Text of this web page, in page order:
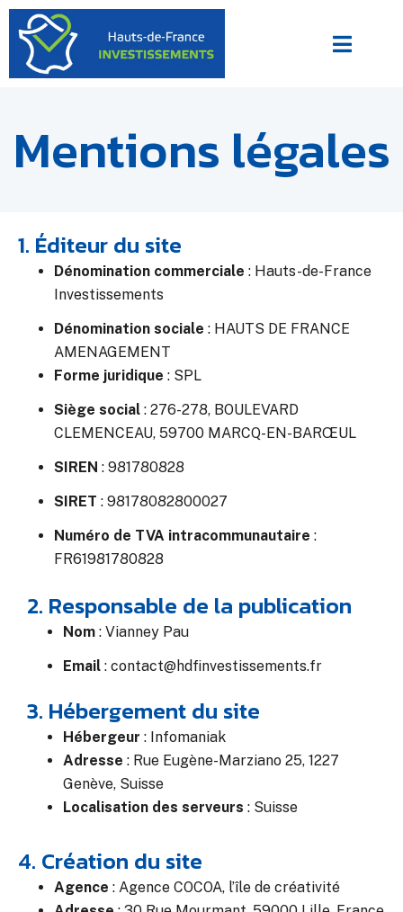
Mentions légales
1. Éditeur du site
Dénomination commerciale : Hauts-de-France
Investissements
Dénomination sociale : HAUTS DE FRANCE
AMENAGEMENT
Forme juridique : SPL
Siège social : 276-278, BOULEVARD
CLEMENCEAU, 59700 MARCQ-EN-BARŒUL
SIREN : 981780828
SIRET : 98178082800027
Numéro de TVA intracommunautaire :
FR61981780828
2. Responsable de la publication
Nom : Vianney Pau
Email : contact@hdfinvestissements.fr
3. Hébergement du site
Hébergeur : Infomaniak
Adresse : Rue Eugène-Marziano 25, 1227
Genève, Suisse
Localisation des serveurs : Suisse
4. Création du site
Agence : Agence COCOA, l’île de créativité